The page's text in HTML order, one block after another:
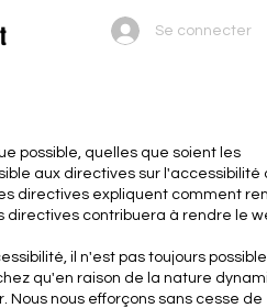
Se connecter
possible, quelles que soient les
aux directives sur l'accessibilité
directives expliquent comment
directives contribuera à rendre le
il n'est pas toujours
qu'en raison de la nature
Nous nous efforçons sans cesse de